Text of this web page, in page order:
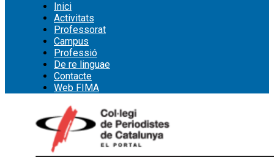
Inici
Activitats
Professorat
Campus
Professió
De re linguae
Contacte
Web FIMA
Cerca: